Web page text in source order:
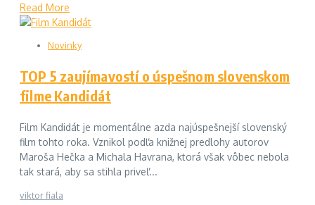
Read More
Novinky
TOP 5 zaujímavostí o úspešnom slovenskom
filme Kandidát
Film Kandidát je momentálne azda najúspešnejší slovenský
film tohto roka. Vznikol podľa knižnej predlohy autorov
Maroša Hečka a Michala Havrana, ktorá však vôbec nebola
tak stará, aby sa stihla priveľ...
viktor fiala